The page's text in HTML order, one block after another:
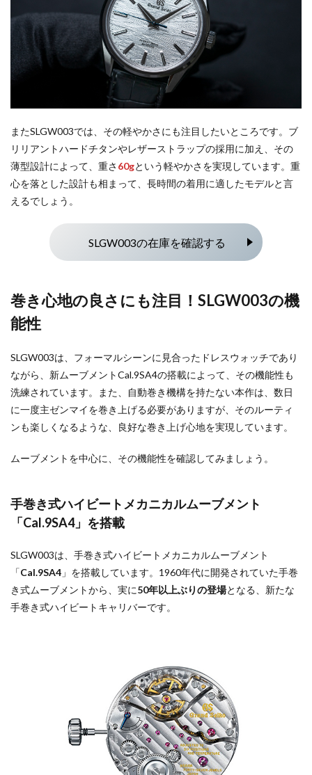
またSLGW003では、その軽やかさにも注目したいところです。ブ
リリアントハードチタンやレザーストラップの採用に加え、その
薄型設計によって、重さ 60gという軽やかさを実現しています。重
心を落とした設計も相まって、長時間の着用に適したモデルと言
えるでしょう。
SLGW003の在庫を確認する
巻き心地の良さにも注目！SLGW003の機
能性
SLGW003は、フォーマルシーンに見合ったドレスウォッチであり
ながら、新ムーブメントCal.9SA4の搭載によって、その機能性も
洗練されています。また、自動巻き機構を持たない本作は、数日
に一度主ゼンマイを巻き上げる必要がありますが、そのルーティ
ンも楽しくなるような、良好な巻き上げ心地を実現しています。
ムーブメントを中心に、その機能性を確認してみましょう。
手巻き式ハイビートメカニカルムーブメント
「Cal.9SA4」を搭載
SLGW003は、手巻き式ハイビートメカニカルムーブメント
「Cal.9SA4 」を搭載しています。1960年代に開発されていた手巻
き式ムーブメントから、実に50年以上ぶりの登場となる、新たな
手巻き式ハイビートキャリバーです。